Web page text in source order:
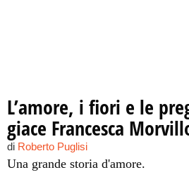
L’amore, i fiori e le
giace Francesca
di Roberto Puglisi
Una grande storia d'amore.